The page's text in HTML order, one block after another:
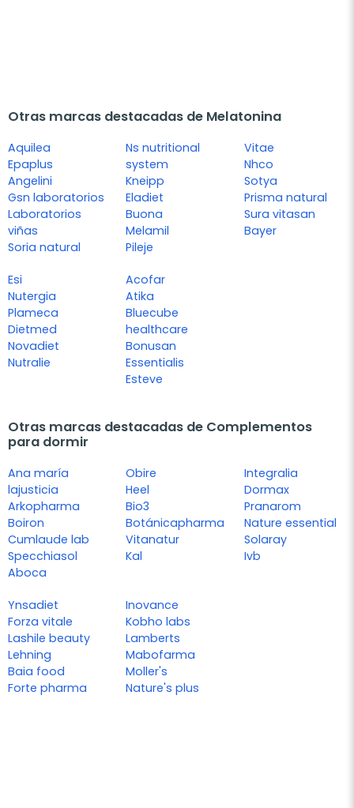
Otras marcas destacadas de Melatonina
Aquilea
Epaplus
Angelini
Gsn laboratorios
Laboratorios
viñas
Soria natural
Ns nutritional
system
Kneipp
Eladiet
Buona
Melamil
Pileje
Vitae
Nhco
Sotya
Prisma natural
Sura vitasan
Bayer
Esi
Nutergia
Plameca
Dietmed
Novadiet
Nutralie
Acofar
Atika
Bluecube
healthcare
Bonusan
Essentialis
Esteve
Otras marcas destacadas de Complementos
para dormir
Ana maría
lajusticia
Arkopharma
Boiron
Cumlaude lab
Specchiasol
Aboca
Obire
Heel
Bio3
Botánicapharma
Vitanatur
Kal
Integralia
Dormax
Pranarom
Nature essential
Solaray
Ivb
Ynsadiet
Forza vitale
Lashile beauty
Lehning
Baia food
Forte pharma
Inovance
Kobho labs
Lamberts
Mabofarma
Moller's
Nature's plus